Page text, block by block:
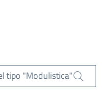
tipo "Modulistica"
Cerca